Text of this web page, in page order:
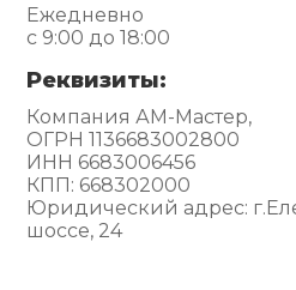
Ежедневно
с 9:00 до 18:00
Реквизиты:
Компания АМ-Мастер,
ОГРН 1136683002800
ИНН 6683006456
КПП: 668302000
Юридический адрес:
шоссе, 24